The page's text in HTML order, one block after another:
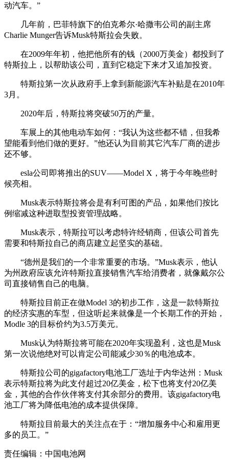
动汽车。”
几年前，巴菲特旗下的伯克希尔·哈撒韦公司的副主席
Charlie Munger告诉Musk特斯拉会失败。
在2009年年初，他把他所有的钱（2000万美金）都投到了
特斯拉上，以帮助该公司，直到它稳定下来才又追加投资。
特斯拉第一次从政府手上拿到新能源汽车补贴是在2010年
3月。
2020年后，特斯拉将突破50万的产量。
车展上的其他电动车如何：“我认为这些都不错，但我希
望能看到他们做的更好。”他还认为目前其它汽车厂商的进步
还不够。
esla公司即将推出的SUV——Model X，将于今年晚些时
候亮相。
Musk表示特斯拉将会是有利可图的产品，如果他们按比
例缩减这种进取型投资管理战略。
Musk表示，特斯拉可以考虑特许经销商，但该公司首先
需要和特斯拉自己的商店建立起坚实的基础。
“德州是我们的一个非常重要的市场。”Musk表示，他认
为州政府应该允许特斯拉直接销售汽车给消费者，就像戴尔公
司直接销售自己的电脑。
特斯拉目前正在做Model 3的初步工作，这是一款特斯拉
的经济实惠的车型，但这听起来就像是一个长期工作的开始，
Modle 3的目标价约为3.5万美元。
Musk认为特斯拉将可能在2020年实现盈利，这也是Musk
第一次说他绝对可以肯定公司能减少30％的电池成本。
特斯拉公司的gigafactory电池工厂选址于内华达州：Musk
表示特斯拉将为此支付超过20亿美金，松下也将支付20亿美
金，其他的合作伙伴将支付其余部分的费用。该gigafactory电
池工厂将为降低电池的成本提供保障。
特斯拉目前最大的关注点在于：“增加服务中心和雇用更
多的员工。”
责任编辑：中国电池网